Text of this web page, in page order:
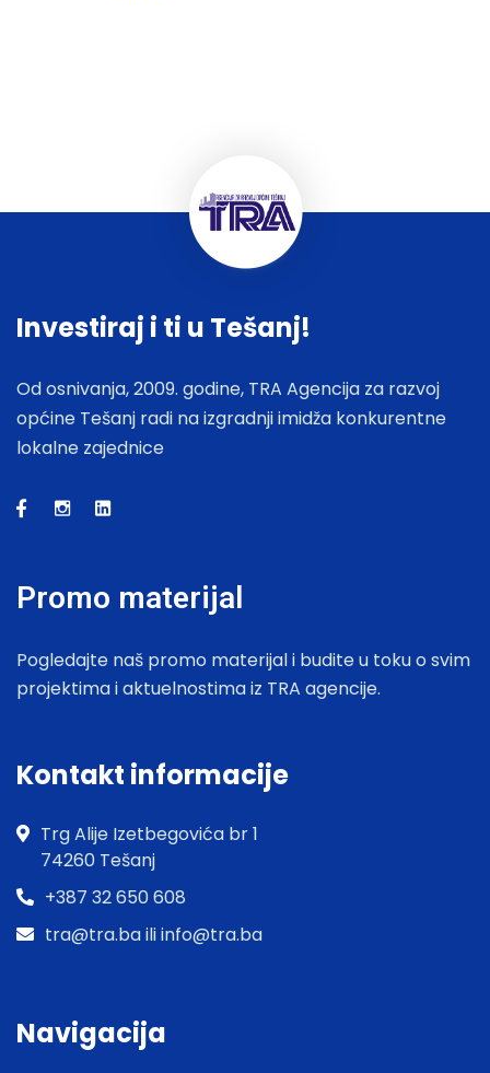
Investiraj i ti u Tešanj!
Od osnivanja, 2009. godine, TRA Agencija za razvoj
općine Tešanj radi na izgradnji imidža konkurentne
lokalne zajednice
Promo materijal
Pogledajte naš promo materijal i budite u toku o svim
projektima i aktuelnostima iz TRA agencije.
Kontakt informacije
Trg Alije Izetbegovića br 1
74260 Tešanj
+387 32 650 608
tra@tra.ba ili info@tra.ba
Navigacija